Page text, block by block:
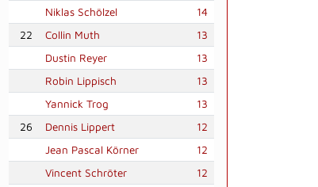
Niklas Schölzel
14
22
Collin Muth
13
Dustin Reyer
13
Robin Lippisch
13
Yannick Trog
13
26
Dennis Lippert
12
Jean Pascal Körner
12
Vincent Schröter
12